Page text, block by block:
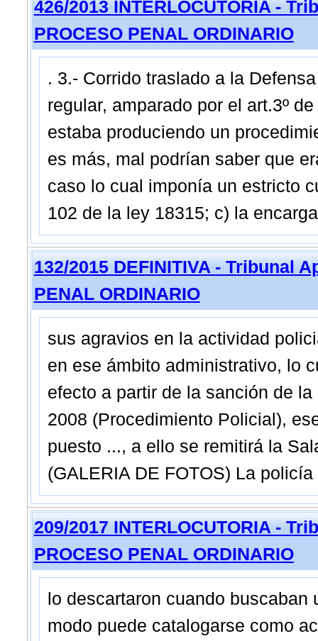
426/2013 INTERLOCUTORIA -
PROCESO PENAL ORDINARIO
. 3.- Corrido traslado a la
regular, amparado por el art.3º
estaba produciendo un
es más, mal podrían saber que
caso lo cual imponía un estricto
102 de la ley 18315; c) la
132/2015 DEFINITIVA - Tribunal
PENAL ORDINARIO
sus agravios en la actividad
en ese ámbito administrativo, lo
efecto a partir de la sanción de
2008 (Procedimiento Policial),
puesto ..., a ello se remitirá la
(GALERIA DE FOTOS) La
209/2017 INTERLOCUTORIA -
PROCESO PENAL ORDINARIO
lo descartaron cuando
modo puede catalogarse como